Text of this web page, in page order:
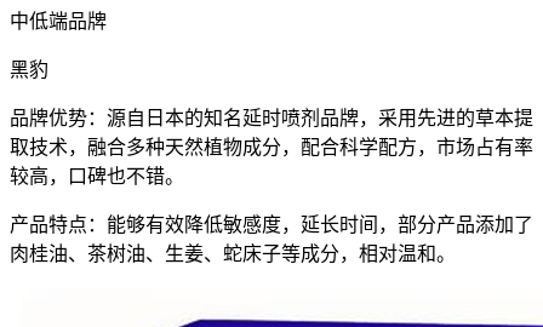
中低端品牌
黑豹
品牌优势：源自日本的知名延时喷剂品牌，采用先进的草本提
取技术，融合多种天然植物成分，配合科学配方，市场占有率
较高，口碑也不错。
产品特点：能够有效降低敏感度，延长时间，部分产品添加了
肉桂油、茶树油、生姜、 蛇床子等成分，相对温和。